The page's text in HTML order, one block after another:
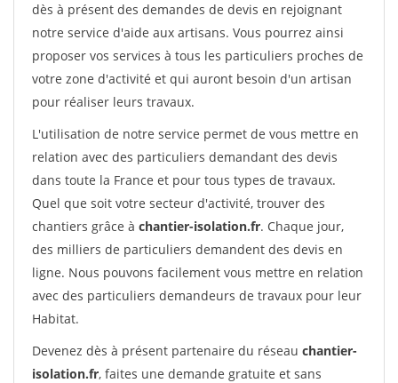
dès à présent des demandes de devis en rejoignant
notre service d'aide aux artisans. Vous pourrez ainsi
proposer vos services à tous les particuliers proches de
votre zone d'activité et qui auront besoin d'un artisan
pour réaliser leurs travaux.
L'utilisation de notre service permet de vous mettre en
relation avec des particuliers demandant des devis
dans toute la France et pour tous types de travaux.
Quel que soit votre secteur d'activité, trouver des
chantiers grâce à chantier-isolation.fr. Chaque jour,
des milliers de particuliers demandent des devis en
ligne. Nous pouvons facilement vous mettre en relation
avec des particuliers demandeurs de travaux pour leur
Habitat.
Devenez dès à présent partenaire du réseau chantier-
isolation.fr, faites une demande gratuite et sans